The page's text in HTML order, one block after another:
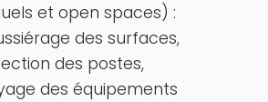
et open spaces) :
des surfaces,
des postes,
des équipements